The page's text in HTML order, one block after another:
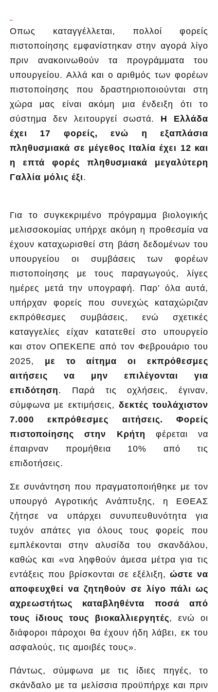
Οπως καταγγέλλεται, πολλοί φορείς
πιστοποίησης εμφανίστηκαν στην αγορά λίγο
πριν ανακοινωθούν τα προγράμματα του
υπουργείου. Αλλά και ο αριθμός των φορέων
πιστοποίησης που δραστηριοποιούνται στη
χώρα μας είναι ακόμη μια ένδειξη ότι το
σύστημα δεν λειτουργεί σωστά. Η Ελλάδα
έχει 17 φορείς, ενώ η εξαπλάσια
πληθυσμιακά σε μέγεθος Ιταλία έχει 12 και
η επτά φορές πληθυσμιακά μεγαλύτερη
Γαλλία μόλις έξι.
Για το συγκεκριμένο πρόγραμμα βιολογικής
μελισσοκομίας υπήρχε ακόμη η προθεσμία να
έχουν καταχωρισθεί στη βάση δεδομένων του
υπουργείου οι συμβάσεις των φορέων
πιστοποίησης με τους παραγωγούς, λίγες
ημέρες μετά την υπογραφή. Παρ’ όλα αυτά,
υπήρχαν φορείς που συνεχώς καταχώριζαν
εκπρόθεσμες συμβάσεις, ενώ σχετικές
καταγγελίες είχαν κατατεθεί στο υπουργείο
και στον ΟΠΕΚΕΠΕ από τον Φεβρουάριο του
2025, με το αίτημα οι εκπρόθεσμες
αιτήσεις να μην επιλέγονται για
επιδότηση. Παρά τις οχλήσεις, έγιναν,
σύμφωνα με εκτιμήσεις, δεκτές τουλάχιστον
7.000 εκπρόθεσμες αιτήσεις. Φορείς
πιστοποίησης στην Κρήτη φέρεται να
έπαιρναν προμήθεια 10% από τις
επιδοτήσεις.
Σε συνάντηση που πραγματοποιήθηκε με τον
υπουργό Αγροτικής Ανάπτυξης, η ΕΘΕΑΣ
ζήτησε να υπάρχει συνυπευθυνότητα για
τυχόν απάτες για όλους τους φορείς που
εμπλέκονται στην αλυσίδα του σκανδάλου,
καθώς και «να ληφθούν άμεσα μέτρα για τις
εντάξεις που βρίσκονται σε εξέλιξη, ώστε να
αποφευχθεί να ζητηθούν σε λίγο πάλι ως
αχρεωστήτως καταβληθέντα ποσά από
τους ίδιους τους βιοκαλλιεργητές, ενώ οι
διάφοροι πάροχοι θα έχουν ήδη λάβει, εκ του
ασφαλούς, τις αμοιβές τους».
Πάντως, σύμφωνα με τις ίδιες πηγές, το
σκάνδαλο με τα μελίσσια προϋπήρχε και πριν